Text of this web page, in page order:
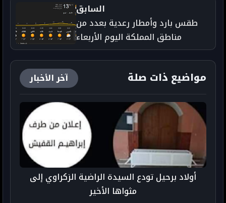
السابق
طقس بارد وأمطار رعدية بعدد من
مناطق المملكة اليوم الأربعاء
مواضيع ذات صلة آخر الأخبار
أولاد برحيل تودع السيدة الراضية الزكراوي إلى
مثواها الأخير